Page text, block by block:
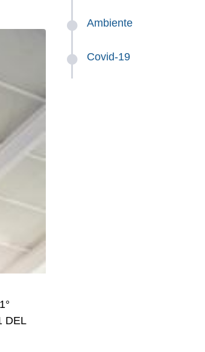
DEL
Ambiente
Covid-19